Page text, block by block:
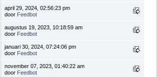
april 29, 2024, 02:56:23 pm
door Feedbot
augustus 19, 2023, 10:18:59 am
door Feedbot
januari 30, 2024, 07:24:06 pm
door Feedbot
november 07, 2023, 01:40:22 am
door Feedbot